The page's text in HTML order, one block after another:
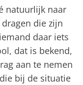
natuurlijk naar
die zijn
daar iets
dat is bekend,
aan te nemen
bij de situatie